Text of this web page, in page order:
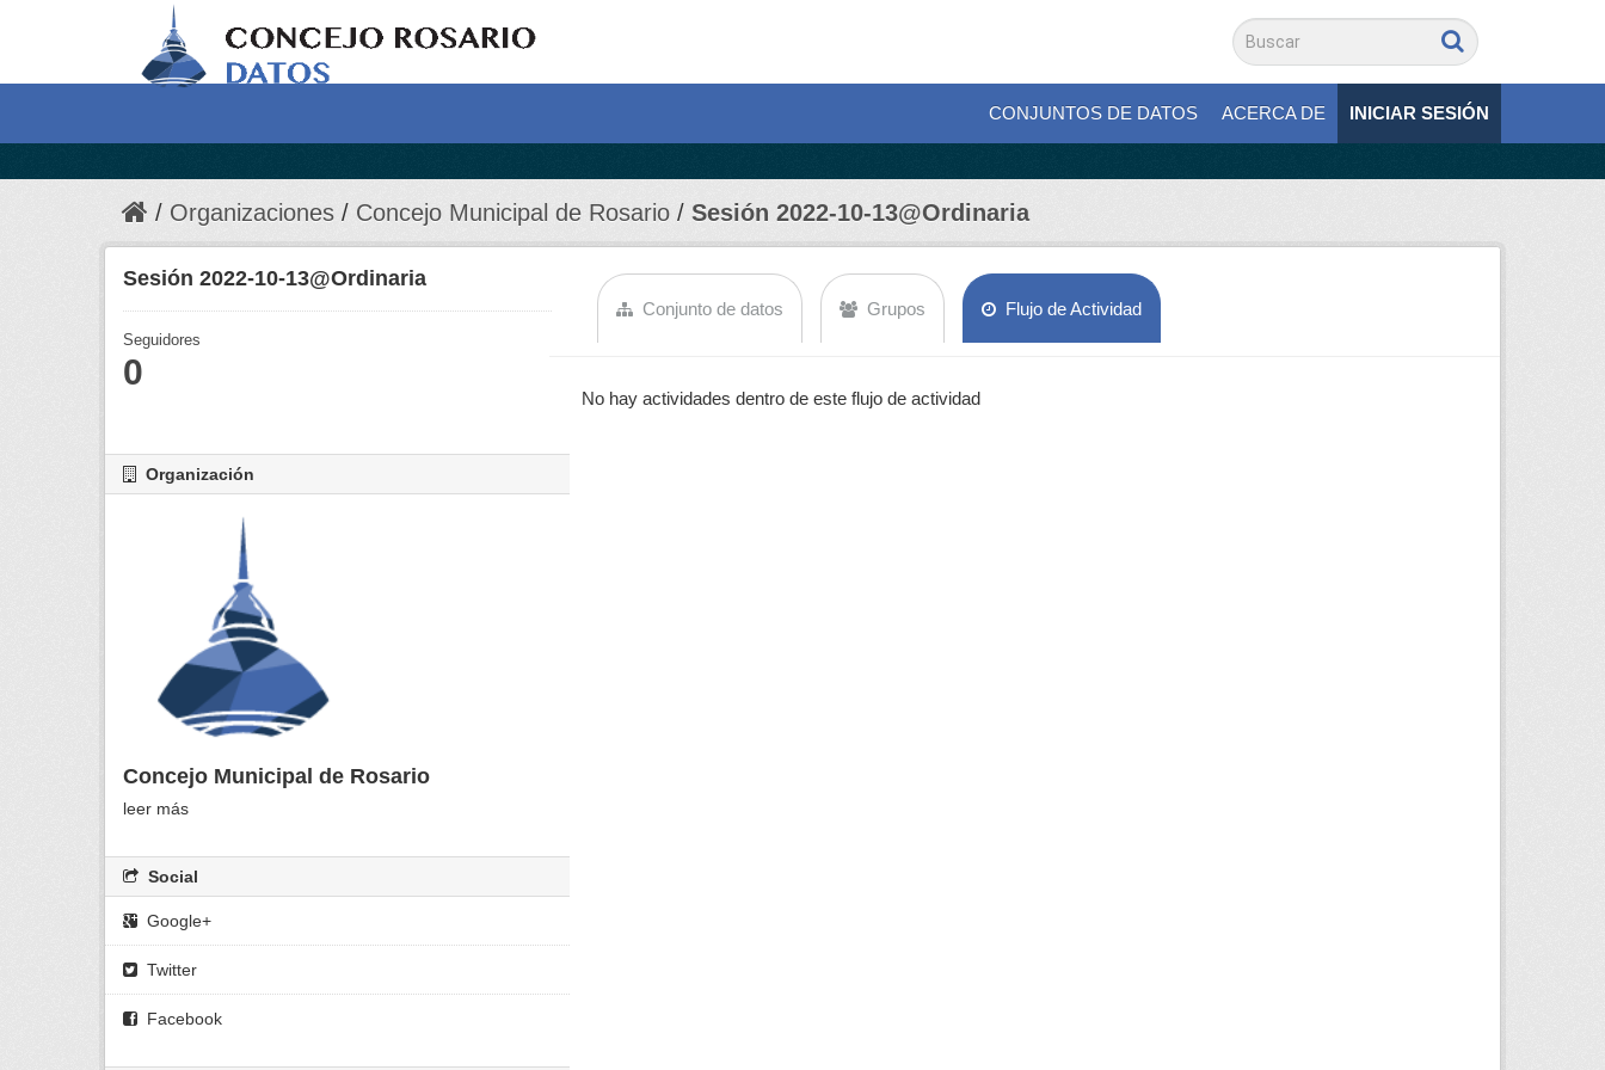
CONJUNTOS DE DATOS ACERCA DE INICIAR SESIÓN
Organizaciones Concejo Municipal de Rosario Sesión 2022-10-13@Ordinaria
Conjunto de datos Grupos Flujo de Actividad
No hay actividades dentro de este flujo de actividad
Sesión 2022-10-13@Ordinaria
Seguidores
0
Organización
Concejo Municipal de Rosario
leer más
Social
Google+
Twitter
Facebook